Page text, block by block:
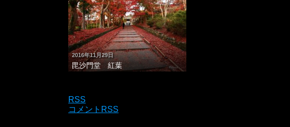
2016年11月29日
毘沙門堂 紅葉
RSS
コメントRSS